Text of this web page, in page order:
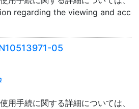
regarding the viewing and
05
用手続に関する詳細については、「